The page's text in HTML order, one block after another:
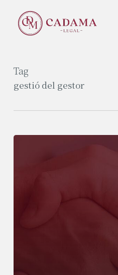
Tag
gestió del gestor